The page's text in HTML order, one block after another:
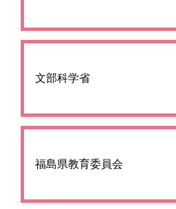
文部科学省
福島県教育委員会